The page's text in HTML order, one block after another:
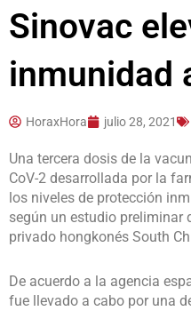
Sinovac
inmunidad
HoraxHora julio 28, 2021
Una tercera dosis de la
CoV-2 desarrollada por la
los niveles de protección
según un estudio preliminar
privado hongkonés South
De acuerdo a la agencia
fue llevado a cabo por una